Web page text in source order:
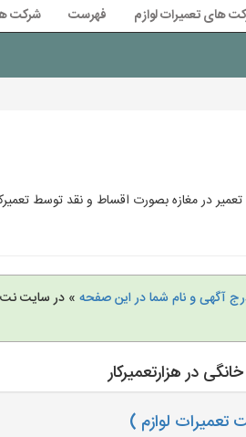
های تعمیرات لوازم فهرست شرکت
در مغازه بصورت اقساط و نقد توسط
آگهی و نام شما در این صفحه » در سایت نت
در هزارتعمیرکار
تعمیرات لوازم )